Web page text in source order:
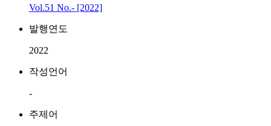
Vol.51 No.- [2022]
발행연도
2022
작성언어
-
주제어